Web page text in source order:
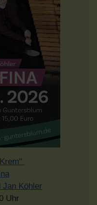
Jan Köhler
Uhr